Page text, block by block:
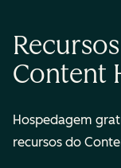
Content
Hospedagem
recursos do